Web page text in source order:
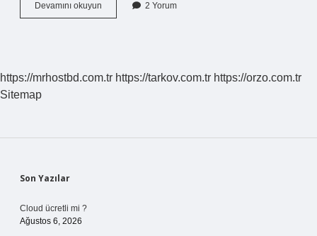
Devamını okuyun
Burçlar
2 Yorum
https://mrhostbd.com.tr https://tarkov.com.tr https://orzo.com.tr
Sitemap
Sidebar
Son Yazılar
Cloud ücretli mi ?
Ağustos 6, 2026